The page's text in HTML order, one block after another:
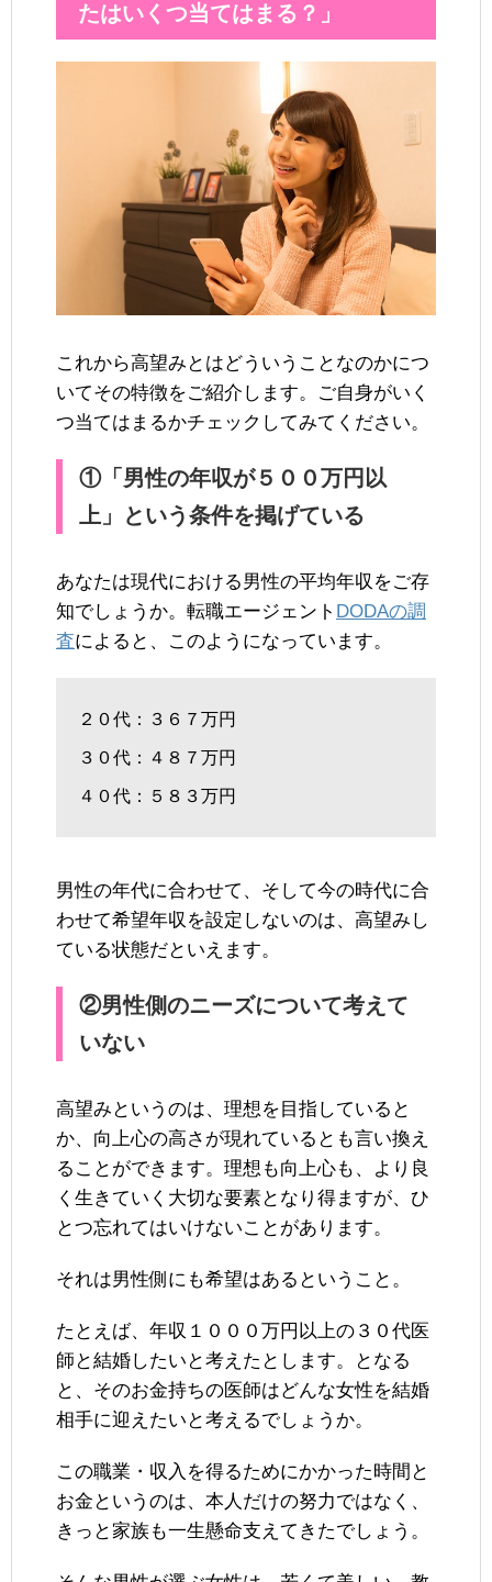
たはいくつ当てはまる？」
これから高望みとはどういうことなのかにつ
いてその特徴をご紹介します。ご自身がいく
つ当てはまるかチェックしてみてください。
①「男性の年収が５００万円以
上」という条件を掲げている
あなたは現代における男性の平均年収をご存
知でしょうか。転職エージェント DODAの調
査によると、このようになっています。
２０代：３６７万円
３０代：４８７万円
４０代：５８３万円
男性の年代に合わせて、そして今の時代に合
わせて希望年収を設定しないのは、高望みし
ている状態だといえます。
②男性側のニーズについて考えて
いない
高望みというのは、理想を目指していると
か、向上心の高さが現れているとも言い換え
ることができます。理想も向上心も、より良
く生きていく大切な要素となり得ますが、ひ
とつ忘れてはいけないことがあります。
それは男性側にも希望はあるということ。
たとえば、年収１０００万円以上の３０代医
師と結婚したいと考えたとします。となる
と、そのお金持ちの医師はどんな女性を結婚
相手に迎えたいと考えるでしょうか。
この職業・収入を得るためにかかった時間と
お金というのは、本人だけの努力ではなく、
きっと家族も一生懸命支えてきたでしょう。